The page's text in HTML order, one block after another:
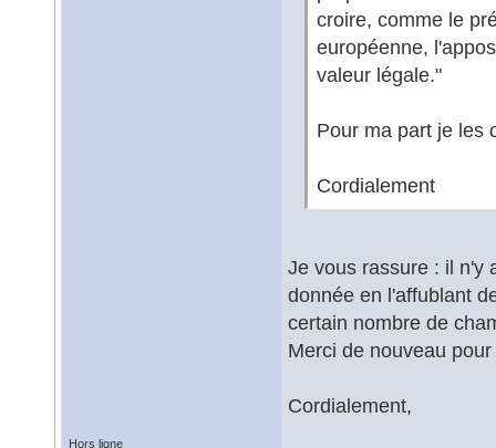
croire, comme le
européenne,
valeur légale."
Pour ma part je les
Cordialement
Je vous rassure : il n'y
donnée en l'affublant
certain nombre de
Merci de nouveau
Cordialement,
Hors ligne